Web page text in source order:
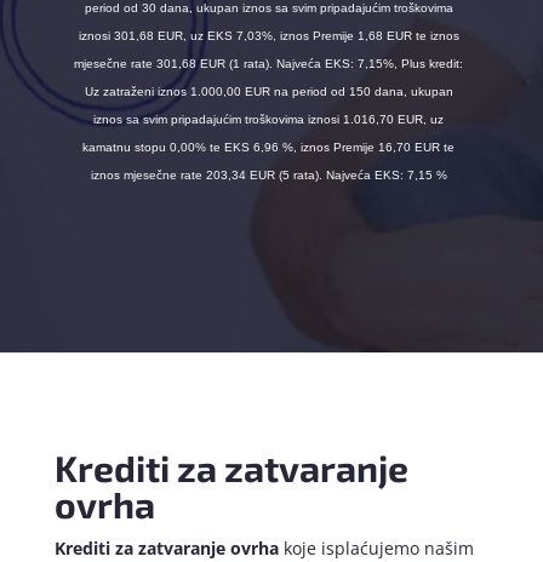
period od 30 dana, ukupan iznos sa svim pripadajućim troškovima
iznosi 301,68 EUR, uz EKS 7,03%, iznos Premije 1,68 EUR te iznos
mjesečne rate 301,68 EUR (1 rata). Najveća EKS: 7,15%, Plus kredit:
Uz zatraženi iznos 1.000,00 EUR na period od 150 dana, ukupan
iznos sa svim pripadajućim troškovima iznosi 1.016,70 EUR, uz
kamatnu stopu 0,00% te EKS 6,96 %, iznos Premije 16,70 EUR te
iznos mjesečne rate 203,34 EUR (5 rata). Najveća EKS: 7,15 %
Krediti za zatvaranje
ovrha
Krediti za zatvaranje ovrhakoje isplaćujemo našim